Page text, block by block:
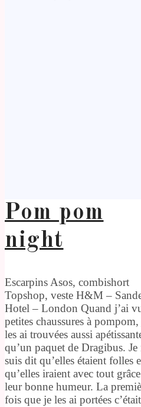
Pom pom
night
Escarpins Asos, combishort
Topshop, veste H&M –
Hotel – London Quand j’ai
petites chaussures à
les ai trouvées aussi
qu’un paquet de Dragibus. Je
suis dit qu’elles étaient folles
qu’elles iraient avec tout
leur bonne humeur. La
fois que je les ai portées c’était